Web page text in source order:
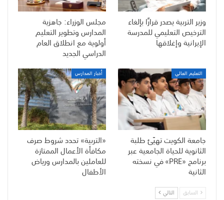
وزير التربية يصدر قرارًا بإلغاء
الترخيص التعليمي للمدرسة
الإيرانية وإغلاقها
مجلس الوزراء: جاهزية
المدارس وتطوير التعليم
أولوية مع انطلاق العام
الدراسي الجديد
التعليم العالي
جامعة الكويت تهيّئ طلبة
الثانوية للحياة الجامعية عبر
برنامج «PRE» في نسخته
الثانية
أخبار المدارس
«التربية» تحدد شروط صرف
مكافأة الأعمال الممتازة
للعاملين بالمدارس ورياض
الأطفال
السابق التالي